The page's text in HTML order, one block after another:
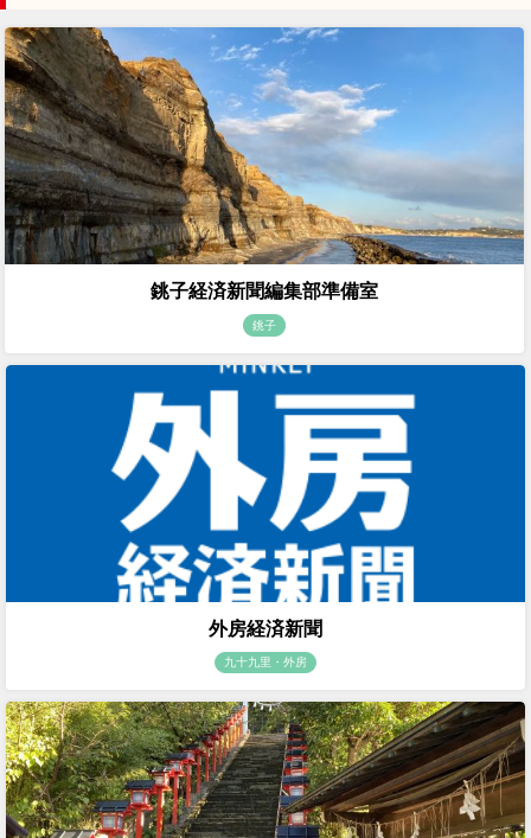
銚子経済新聞編集部準備室
銚子
外房経済新聞
九十九里・外房